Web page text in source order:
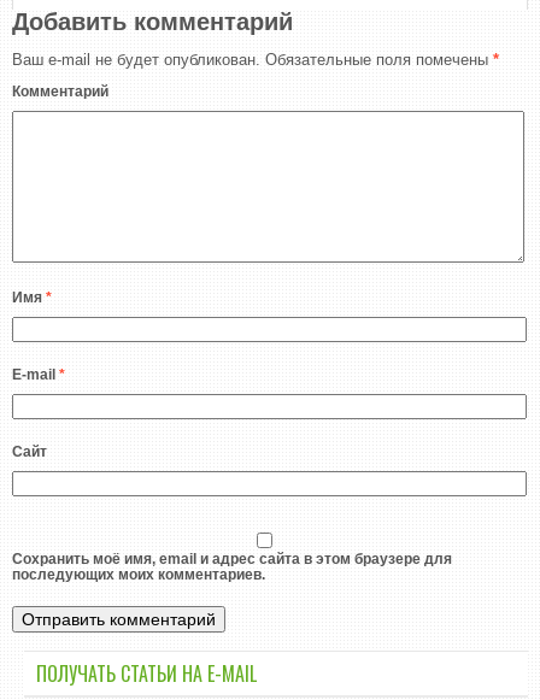
Добавить комментарий
Ваш e-mail не будет опубликован. Обязательные поля помечены *
Комментарий
Имя *
E-mail *
Сайт
Сохранить моё имя, email и адрес сайта в этом браузере для
последующих моих комментариев.
ПОЛУЧАТЬ СТАТЬИ НА E-MАIL